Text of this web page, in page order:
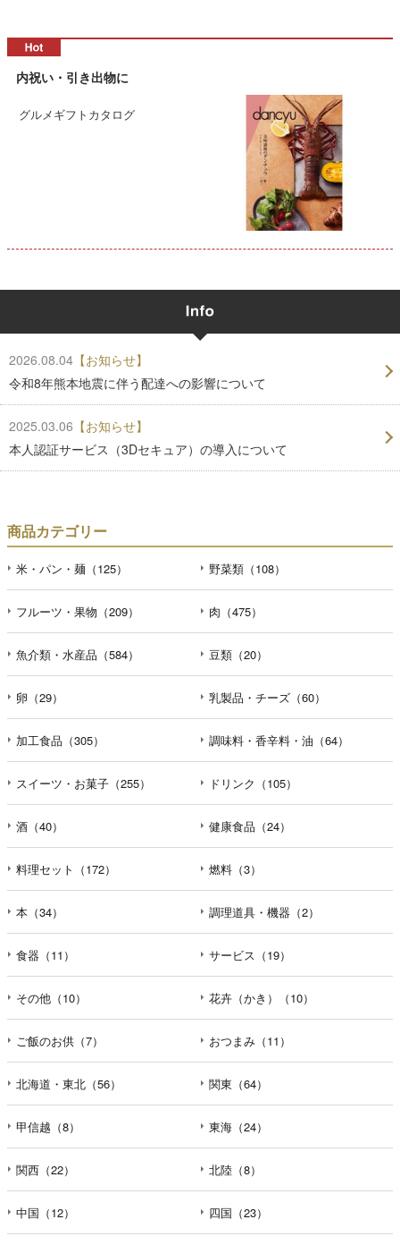
内祝い・引き出物に
グルメギフトカタログ
2026.08.04 【お知らせ】
令和8年熊本地震に伴う配達への影響について
2025.03.06 【お知らせ】
本人認証サービス（3Dセキュア）の導入について
商品カテゴリー
米・パン・麺（125） 野菜類（108）
フルーツ・果物（209） 肉（475）
魚介類・水産品（584） 豆類（20）
卵（29） 乳製品・チーズ（60）
加工食品（305） 調味料・香辛料・油（64）
スイーツ・お菓子（255） ドリンク（105）
酒（40） 健康食品（24）
料理セット（172） 燃料（3）
本（34） 調理道具・機器（2）
食器（11） サービス（19）
その他（10） 花卉（かき）（10）
ご飯のお供（7） おつまみ（11）
北海道・東北（56） 関東（64）
甲信越（8） 東海（24）
関西（22） 北陸（8）
中国（12） 四国（23）